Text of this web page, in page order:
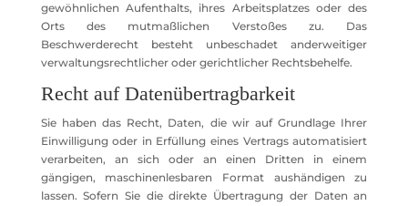
gewöhnlichen Aufenthalts, ihres Arbeitsplatzes oder des
Orts des mutmaßlichen Verstoßes zu. Das
Beschwerderecht besteht unbeschadet anderweitiger
verwaltungsrechtlicher oder gerichtlicher Rechtsbehelfe.
Recht auf Daten­übertrag­barkeit
Sie haben das Recht, Daten, die wir auf Grundlage Ihrer
Einwilligung oder in Erfüllung eines Vertrags automatisiert
verarbeiten, an sich oder an einen Dritten in einem
gängigen, maschinenlesbaren Format aushändigen zu
lassen. Sofern Sie die direkte Übertragung der Daten an